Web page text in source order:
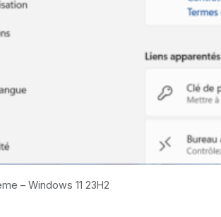
– Windows 11 23H2